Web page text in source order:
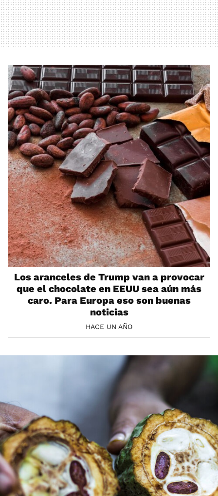
Los aranceles de Trump van a provocar
que el chocolate en EEUU sea aún más
caro. Para Europa eso son buenas
noticias
HACE UN AÑO